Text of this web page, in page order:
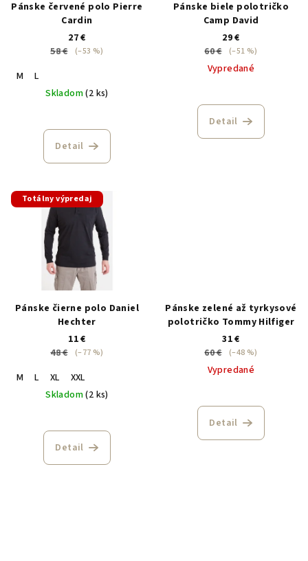
Pánske červené polo Pierre
Cardin
27 €
58 €
(–53 %)
M
L
Skladom(2 ks)
Detail
Pánske biele polotričko
Camp David
29 €
60 €
(–51 %)
Vypredané
Detail
Totálny výpredaj
Pánske čierne polo Daniel
Hechter
11 €
48 €
(–77 %)
M L XL
XXL
Skladom(2 ks)
Detail
Pánske zelené až tyrkysové
polotričko Tommy Hilfiger
31 €
60 €
(–48 %)
Vypredané
Detail